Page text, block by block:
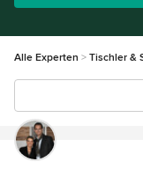
Alle Experten Tischler &